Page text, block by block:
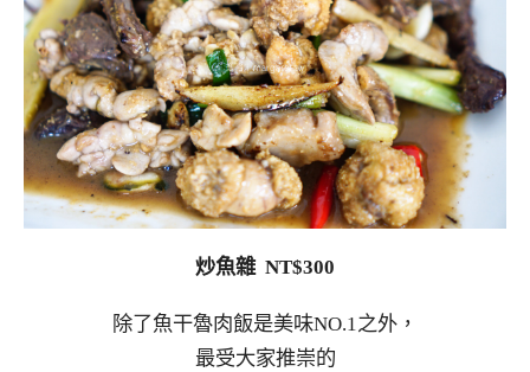
炒魚雜 NT$300
除了魚干魯肉飯是美味NO.1之外，
最受大家推崇的